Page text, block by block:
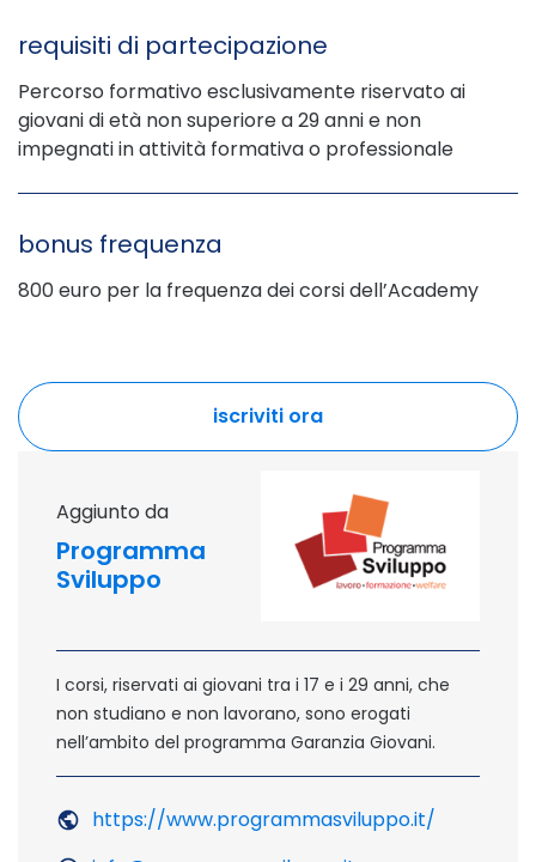
requisiti di partecipazione
Percorso formativo esclusivamente riservato ai
giovani di età non superiore a 29 anni e non
impegnati in attività formativa o professionale
bonus frequenza
800 euro per la frequenza dei corsi dell’Academy
iscriviti orasito esterno - apertura in
aggiunto da
Programma
Sviluppo
I corsi, riservati ai giovani tra i 17 e i 29 anni, che
non studiano e non lavorano, sono erogati
nell’ambito del programma Garanzia Giovani.
https://www.programmasviluppo.it/